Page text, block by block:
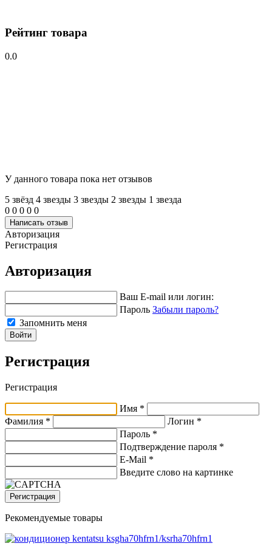
Рейтинг товара
0.0
У данного товара пока нет отзывов
5 звёзд 4 звeзды 3 звeзды 2 звeзды 1 звeзда
0 0 0 0 0
Написать отзыв
Авторизация
Регистрация
Авторизация
Ваш E-mail или логин:
Пароль Забыли пароль?
Запомнить меня
Войти
Регистрация
Регистрация
Имя *
Фамилия *
Логин *
Пароль *
Подтверждение пароля *
E-Mail *
Введите слово на картинке
Регистрация
Рекомендуемые товары